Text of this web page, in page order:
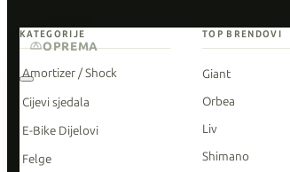
KATEGORIJE
Amortizer / Shock
Cijevi sjedala
E-Bike Dijelovi
Felge
TOP BRENDOVI
Giant
Orbea
Liv
Shimano
OPREMA